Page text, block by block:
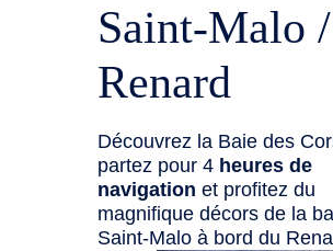
Saint-Malo
Renard
Découvrez la Baie des
partez pour 4 heures de
navigationet profitez du
magnifique décors de la
Saint-Malo à bord du